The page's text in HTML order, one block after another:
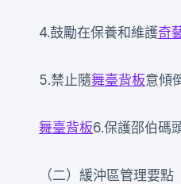
4.鼓勵在保養和維護奇
5.禁止隨舞臺背板意傾
舞臺背板6.保護邵伯碼
（二）緩沖區管理要點